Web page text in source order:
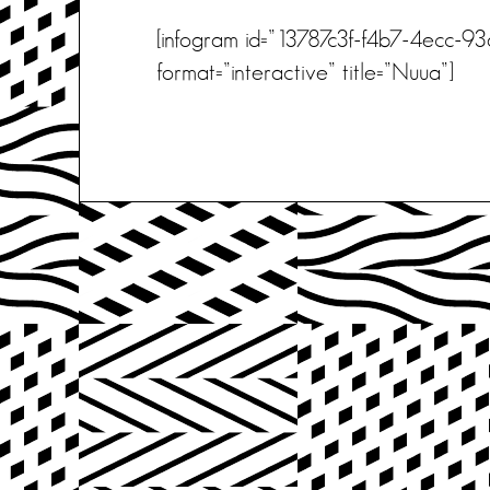
[infogram id=”13787c3f-f4b7-4ecc-
format=”interactive” title=”Nuua”]